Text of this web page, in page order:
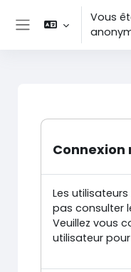
Passer au contenu
Panneau latéral
Vous
Connexion
Les
pas consulter
Veuillez vous
utilisateur